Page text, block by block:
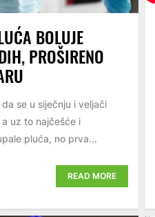
BOLUJE
PROŠIRENO
se u siječnju i veljači
uz to najčešće i
pluća, no prva...
READ MORE